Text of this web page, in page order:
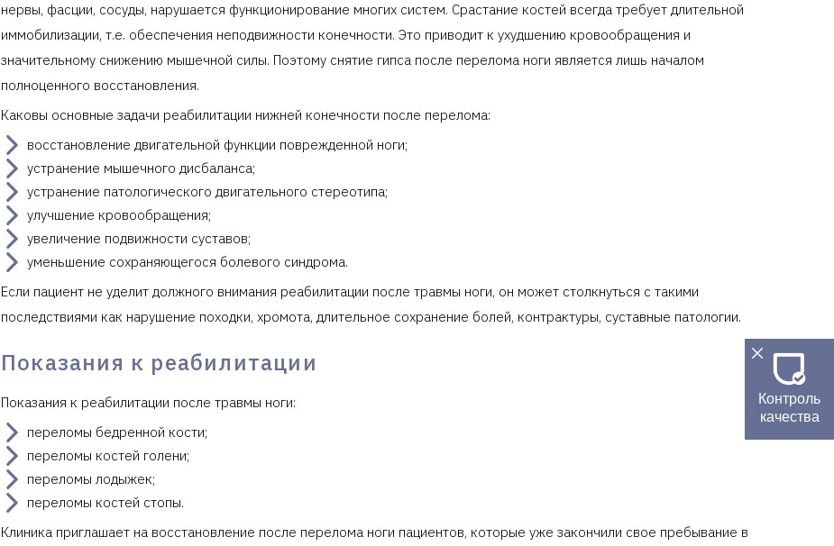
нервы, фасции, сосуды, нарушается функционирование многих систем. Срастание костей всегда требует длительной
иммобилизации, т.е. обеспечения неподвижности конечности. Это приводит к ухудшению кровообращения и
значительному снижению мышечной силы. Поэтому снятие гипса после перелома ноги является лишь началом
полноценного восстановления.
Каковы основные задачи реабилитации нижней конечности после перелома:
восстановление двигательной функции поврежденной ноги;
устранение мышечного дисбаланса;
устранение патологического двигательного стереотипа;
улучшение кровообращения;
увеличение подвижности суставов;
уменьшение сохраняющегося болевого синдрома.
Если пациент не уделит должного внимания реабилитации после травмы ноги, он может столкнуться с такими
последствиями как нарушение походки, хромота, длительное сохранение болей, контрактуры, суставные патологии.
Показания к реабилитации
Показания к реабилитации после травмы ноги:
переломы бедренной кости;
переломы костей голени;
переломы лодыжек;
переломы костей стопы.
Клиника приглашает на восстановление после перелома ноги пациентов, которые уже закончили свое пребывание в
Контроль
качества